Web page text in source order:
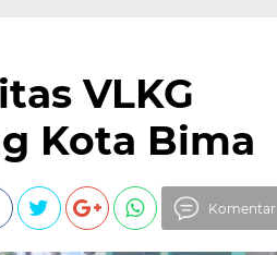
VLKG
Kota Bima
Komentar